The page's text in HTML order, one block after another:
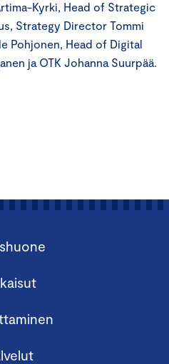
Kyrki, Head of Strategic
Strategy Director Tommi
Pohjonen, Head of Digital
ja OTK Johanna Suurpää.